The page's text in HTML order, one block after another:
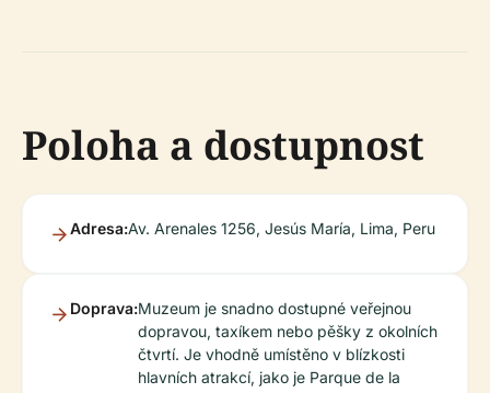
Poloha a dostupnost
Adresa:Av. Arenales 1256, Jesús María, Lima, Peru
Doprava:Muzeum je snadno dostupné veřejnou
dopravou, taxíkem nebo pěšky z okolních
čtvrtí. Je vhodně umístěno v blízkosti
hlavních atrakcí, jako je Parque de la